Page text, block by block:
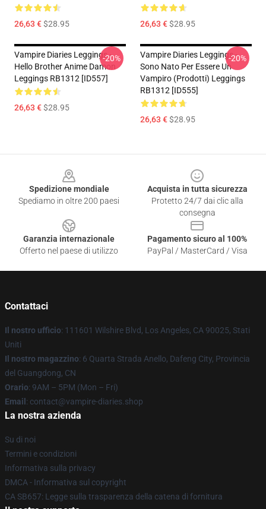
26,63 €$28.95 26,63 €$28.95
Vampire Diaries Leggings -
Hello Brother Anime Damon
Leggings RB1312 [ID557]
26,63 €$28.95
-20%
Vampire Diaries Leggings -
Sono Nato Per Essere Un
Vampiro (prodotti) Leggings
RB1312 [ID555]
26,63 €$28.95
-20%
Spedizione mondiale
Spediamo in oltre 200 paesi
Acquista in tutta sicurezza
Protetto 24/7 dai clic alla
consegna
Garanzia internazionale
Offerto nel paese di utilizzo
Pagamento sicuro al 100%
PayPal / MasterCard / Visa
Contattaci
Il nostro ufficio: 111601 Wilshire Blvd, Los Angeles, CA 90025, Stati
Uniti
Il nostro magazzino: 6 Quarta Strada Anello, Dafeng City, Provincia
del Guangdong, CN
Orario: 9AM – 5PM (Mon – Fri)
Email : contact@vampire-diaries.shop
La nostra azienda
Su di noi
Termini e condizioni
Informativa sulla privacy
DMCA - Informativa sul copyright
CA SB657: Legge sulla trasparenza della catena di fornitura